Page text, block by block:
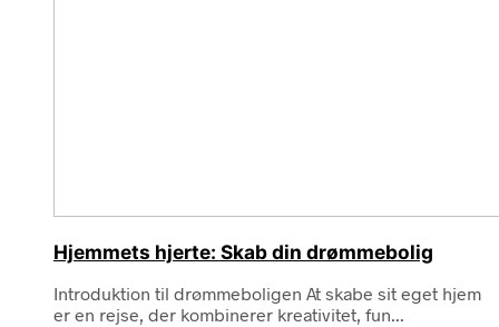
Hjemmets hjerte: Skab din drømmebolig
Introduktion til drømmeboligen At skabe sit eget hjem
er en rejse, der kombinerer kreativitet, fun...